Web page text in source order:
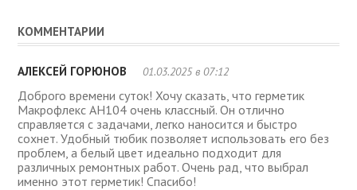
КОММЕНТАРИИ
АЛЕКСЕЙ ГОРЮНОВ 01.03.2025 в 07:12
Доброго времени суток! Хочу сказать, что герметик
Макрофлекс AH104 очень классный. Он отлично
справляется с задачами, легко наносится и быстро
сохнет. Удобный тюбик позволяет использовать его без
проблем, а белый цвет идеально подходит для
различных ремонтных работ. Очень рад, что выбрал
именно этот герметик! Спасибо!